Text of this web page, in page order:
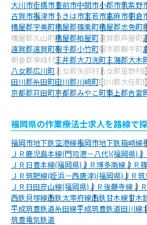
大川市行橋市豊前市中間市小郡市筑紫野
古賀市福津市うきは市宮若市嘉麻市朝倉
糟屋郡宇美町糟屋郡篠栗町糟屋郡志免町
糟屋郡久山町糟屋郡粕屋町遠賀郡芦屋町
遠賀郡遠賀町鞍手郡小竹町鞍手郡鞍手町
朝倉郡東峰村三井郡大刀洗町三潴郡大木
八女郡広川町八女郡矢部村八女郡星野村
田川郡糸田町田川郡川崎町田川郡大任町
京都郡苅田町京都郡みやこ町築上郡吉富
福岡県の作業療法士求人を路線で
福岡市地下鉄空港線福岡市地下鉄箱崎線
ＪＲ鹿児島本線(門司港－八代)(福岡県)
ＪＲ日豊本線(福岡県)ＪＲ博多南線ＪＲ
ＪＲ筑肥線(姪浜－西唐津)(福岡県)ＪＲ
ＪＲ日田彦山線(福岡県)ＪＲ後藤寺線Ｊ
西鉄貝塚線西鉄太宰府線西鉄甘木線甘木
平成筑豊鉄道糸田線平成筑豊鉄道田川線
筑豊電気鉄道